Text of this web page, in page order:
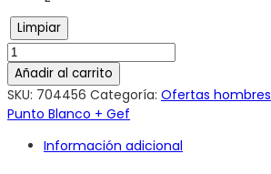
Limpiar
Añadir al carrito
SKU: 704456 Categoría: Ofertas hombres
Punto Blanco + Gef
Información adicional